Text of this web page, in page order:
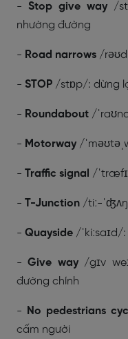
- Stop give way /
nhường đường
- Road narrows /
- STOP /stɒp/: dừng
- Roundabout /
- Motorway /
- Traffic signal /
- T-Junction /tiː-
- Quayside /
- Give way/gɪv
đường chính
- No pedestrians
cấm người